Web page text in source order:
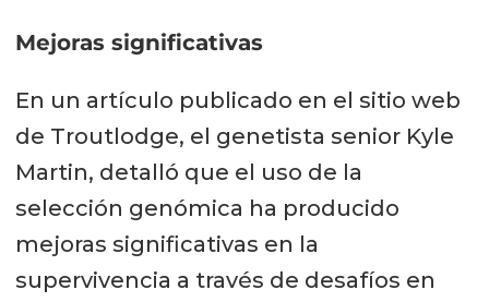
Mejoras significativas
En un artículo publicado en el sitio web
de Troutlodge, el genetista senior Kyle
Martin, detalló que el uso de la
selección genómica ha producido
mejoras significativas en la
supervivencia a través de desafíos en